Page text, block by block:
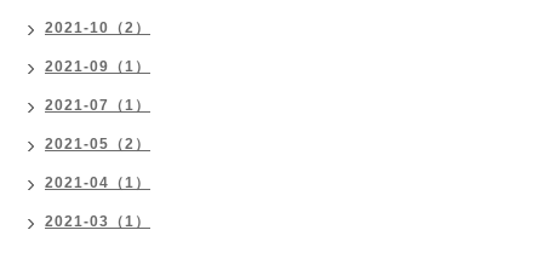
2021-10（2）
2021-09（1）
2021-07（1）
2021-05（2）
2021-04（1）
2021-03（1）